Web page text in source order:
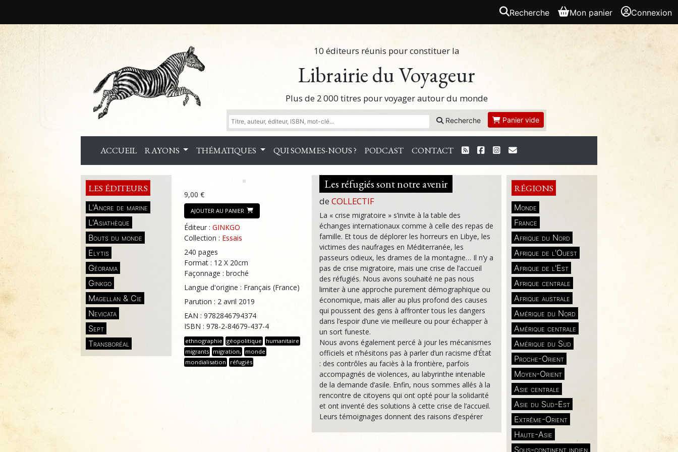
Recherche Mon panier Connexion
10 éditeurs réunis pour constituer la
Librairie du Voyageur
Plus de 2 000 titres pour voyager autour du monde
Recherche Panier vide
ACCUEIL RAYONS THÉMATIQUES QUI SOMMES-NOUS ? PODCAST CONTACT
LES ÉDITEURS
L'Ancre de marine
L'Asiathèque
Bouts du monde
Elytis
Géorama
Ginkgo
Magellan & Cie
Nevicata
Sept
Transboréal
RÉGIONS
Monde
France
Afrique du Nord
Afrique de l'Ouest
Afrique de l'Est
Afrique centrale
Afrique australe
Amérique du Nord
Amérique centrale
Amérique du Sud
Proche-Orient
Moyen-Orient
Asie centrale
Asie du Sud-Est
Extrême-Orient
Haute-Asie
Sous-continent indien
9,00 €
AJOUTER AU PANIER
Éditeur : GINKGO
Collection : Essais
240 pages
Format : 12 X 20cm
Façonnage : broché
Langue d'origine : Français (France)
Parution : 2 avril 2019
EAN : 9782846794374
ISBN : 978-2-84679-437-4
ethnographie géopolitique
humanitaire
migrants migration,
monde
mondialisation
réfugiés
Les réfugiés sont notre avenir
deCOLLECTIF
La « crise migratoire » s’invite à la table des
échanges internationaux comme à celle des repas de
famille. Et tous de déplorer les horreurs en Libye, les
victimes des naufrages en Méditerranée, les
passeurs odieux, les drames de la montagne… Il n’y a
pas de crise migratoire, mais une crise de l’accueil
des réfugiés. Nous avons souhaité ne pas nous
limiter à une approche purement démographique ou
économique, mais aller au plus profond des causes
qui poussent des gens à affronter tous les dangers
dans l’espoir d’une vie meilleure ou pour échapper à
un sort funeste.
Nous avons également percé à jour les mécanismes
officiels et n’hésitons pas à parler d’un racisme d’État
: des contrôles au faciès à la frontière, parfois
accompagnés de violences, au labyrinthe intenable
de la demande d’asile. Enfin, nous sommes allés à la
rencontre de citoyens qui ont opté pour la solidarité
et ont inventé des solutions à cette crise de l’accueil.
Leurs témoignages donnent des raisons d’espérer